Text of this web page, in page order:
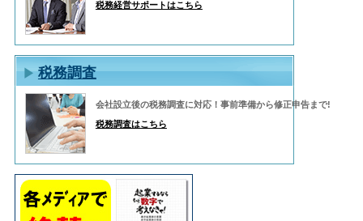
税務経営サポートはこちら
税務調査
会社設立後の税務調査に対応！事前準備から修正申告まで!
税務調査はこちら